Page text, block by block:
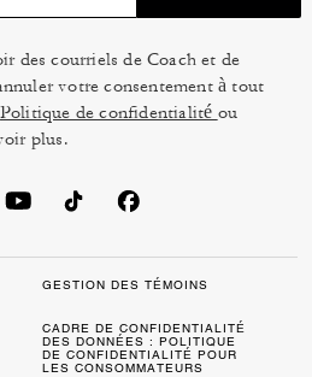
des courriels de Coach et de
votre consentement à tout
Politique de confidentialité ou
plus.
GESTION DES TÉMOINS
CADRE DE CONFIDENTIALITÉ
DES DONNÉES : POLITIQUE
DE CONFIDENTIALITÉ POUR
LES CONSOMMATEURS